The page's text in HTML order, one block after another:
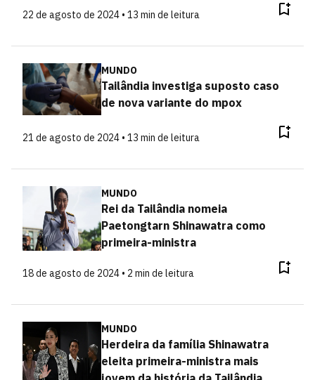
22 de agosto de 2024 • 13 min de leitura
MUNDO
Tailândia investiga suposto caso
de nova variante do mpox
21 de agosto de 2024 • 13 min de leitura
MUNDO
Rei da Tailândia nomeia
Paetongtarn Shinawatra como
primeira-ministra
18 de agosto de 2024 • 2 min de leitura
MUNDO
Herdeira da família Shinawatra
eleita primeira-ministra mais